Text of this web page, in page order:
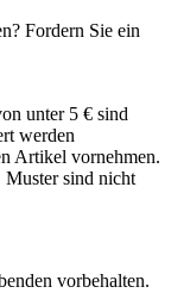
Fordern Sie ein
unter 5 € sind
werden
Artikel vornehmen.
sind nicht
vorbehalten.